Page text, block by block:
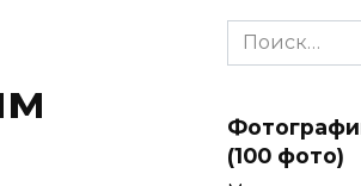
Search
for:
(100 фото)